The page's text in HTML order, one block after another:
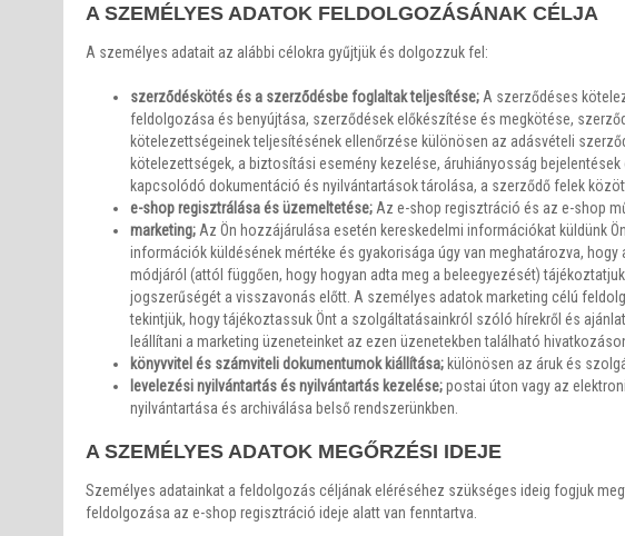
A SZEMÉLYES ADATOK FELDOLGOZÁSÁNAK CÉLJA
A személyes adatait az alábbi célokra gyűjtjük és dolgozzuk fel:
szerződéskötés és a szerződésbe foglaltak teljesítése; A szerződéses
feldolgozása és benyújtása, szerződések előkészítése és megkötése,
kötelezettségeinek teljesítésének ellenőrzése különösen az adásvételi
kötelezettségek, a biztosítási esemény kezelése, áruhiányosság
kapcsolódó dokumentáció és nyilvántartások tárolása, a szerződő felek
e-shop regisztrálása és üzemeltetése; Az e-shop regisztráció és az e-shop
marketing; Az Ön hozzájárulása esetén kereskedelmi információkat küldünk
információk küldésének mértéke és gyakorisága úgy van meghatározva,
módjáról (attól függően, hogy hogyan adta meg a beleegyezését)
jogszerűségét a visszavonás előtt. A személyes adatok marketing célú
tekintjük, hogy tájékoztassuk Önt a szolgáltatásainkról szóló hírekről és
leállítani a marketing üzeneteinket az ezen üzenetekben található
könyvvitel és számviteli dokumentumok kiállítása; különösen az áruk és
levelezési nyilvántartás és nyilvántartás kezelése;postai úton vagy az
nyilvántartása és archiválása belső rendszerünkben.
A SZEMÉLYES ADATOK MEGŐRZÉSI IDEJE
Személyes adatainkat a feldolgozás céljának eléréséhez szükséges ideig fogjuk
feldolgozása az e-shop regisztráció ideje alatt van fenntartva.